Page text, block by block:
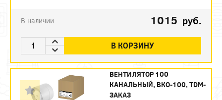
В наличии 1015 руб.
В КОРЗИНУ
ВЕНТИЛЯТОР 100
КАНАЛЬНЫЙ, ВКО-100, TDM-
ЗАКАЗ